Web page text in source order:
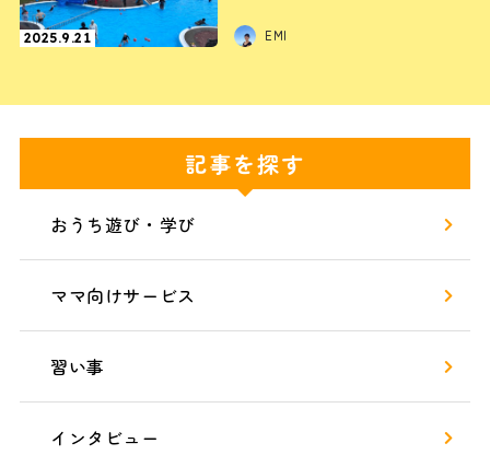
2025.9.21 EMI
記事を探す
おうち遊び・学び
ママ向けサービス
習い事
インタビュー